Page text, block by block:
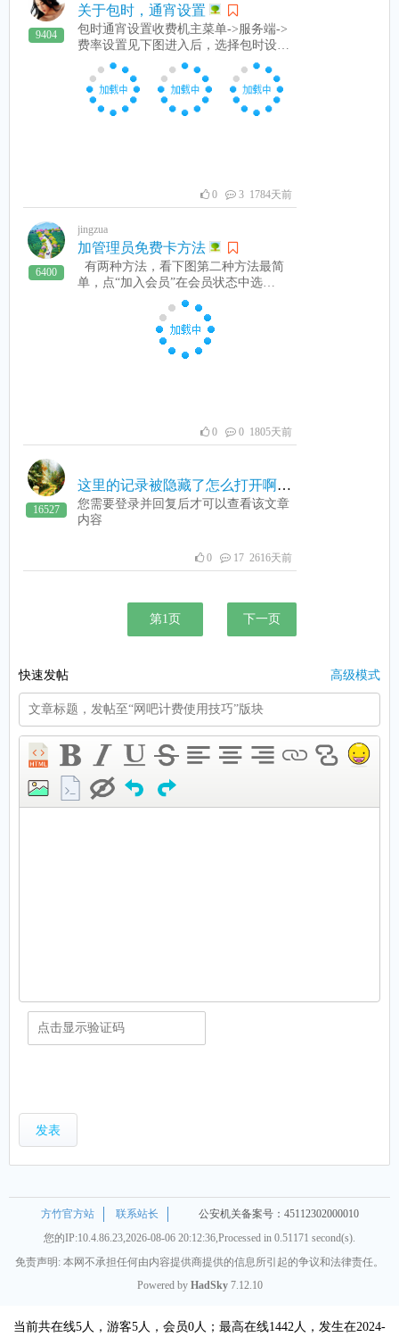
9404
关于包时，通宵设置
包时通宵设置收费机主菜单->服务端->
费率设置见下图进入后，选择包时设
置，见下图左边是区域，选择相应的区
域可以设置不同区域的包时和通宵右边
有 添加、修改、删除 三个按钮。点添
加或修改时，出现下图分四个部分：
束时间 这个限制是在人工开的时间时
候，是否能在开通、开卡、转包时或通
名称：包时开通早市中市晚市通霄 如
果是会员，则“会员包时”打钩，不打钩
则是临时开通或临时卡的包时或通宵。
主要有5种方式。特别说明：其中的通
宵是一种特殊的包时方式，通宵结束时
间是固定的，不随包时时间分钟变。而
其它包时则是根据包时时间分钟数来改
包时结束时间下图是设置好的包时通宵
时间段。什么是当前时间，就是收银员
操作时的系统时间。比如现在是 12:50
只显示 00:00:00-23:59:59 12:00:00-13:
59:59 这些包时设置。因为12:50分在这
些设置时间段范围内。自动转通霄，就
是说如果使用费超过设置的通霄费就会
时间结束。通霄结束后，如果还有费
用，则自动转为正常计费，没有余额
置一下：见下图
0 3 1784天前
6400
jingzua
加管理员免费卡方法
有两种方法，看下图第二种方法最简
单，点“加入会员”在会员状态中选
择“系统卡不计费”即可，这样这个会员
就可以免费上机了。
0 0 1805天前
16527
这里的记录被隐藏了怎么打开啊
您需要登录并回复后才可以查看该文章
内容
0 17 2616天前
下一页
快速发帖 高级模式
发表
方竹官方站 联系站长
公安机关备案号：45112302000010
您的IP:10.4.86.23,2026-08-06 20:12:36,Processed in 0.51171 second(s).
免责声明: 本网不承担任何由内容提供商提供的信息所引起的争议和法律责任。
Powered by HadSky7.12.10
当前共在线5人，游客5人，会员0人；最高在线1442人，发生在2024-